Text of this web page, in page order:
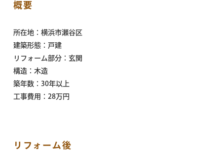
概要
所在地：横浜市瀬谷区
建築形態：戸建
リフォーム部分：玄関
構造：木造
築年数：30年以上
工事費用：28万円
リフォーム後